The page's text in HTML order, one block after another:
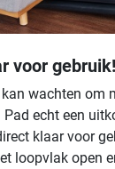
voor gebruik!
wachten om
Pad echt een
klaar voor
loopvlak open